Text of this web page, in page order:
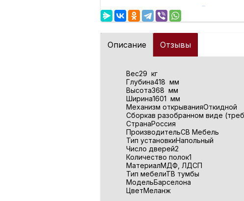
Описание Отзывы
Вес29 кг
Глубина418 мм
Высота368 мм
Ширина1601 мм
Механизм открыванияОткидной
Сборкав разобранном виде
СтранаРоссия
ПроизводительСВ Мебель
Тип установкиНапольный
Число дверей2
Количество полок1
МатериалМДФ, ЛДСП
Тип мебелиТВ тумбы
МодельБарселона
ЦветМеланж